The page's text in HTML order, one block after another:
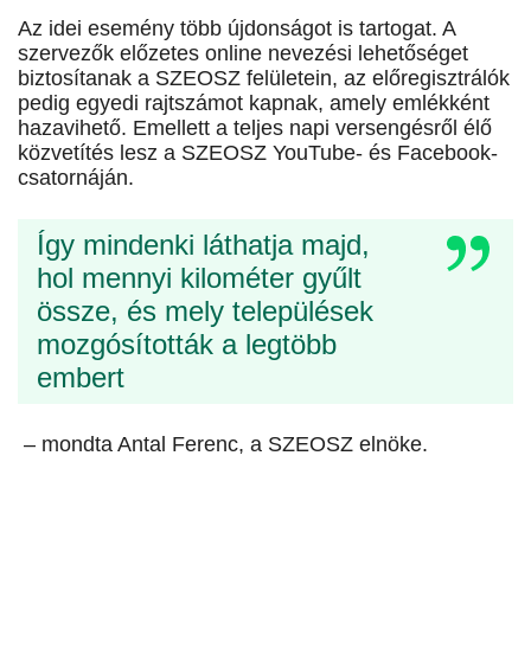
Az idei esemény több újdonságot is tartogat. A
szervezők előzetes online nevezési lehetőséget
biztosítanak a SZEOSZ felületein, az előregisztrálók
pedig egyedi rajtszámot kapnak, amely emlékként
hazavihető. Emellett a teljes napi versengésről élő
közvetítés lesz a SZEOSZ YouTube- és Facebook-
csatornáján.
Így mindenki láthatja majd,
hol mennyi kilométer gyűlt
össze, és mely települések
mozgósították a legtöbb
embert
– mondta Antal Ferenc, a SZEOSZ elnöke.